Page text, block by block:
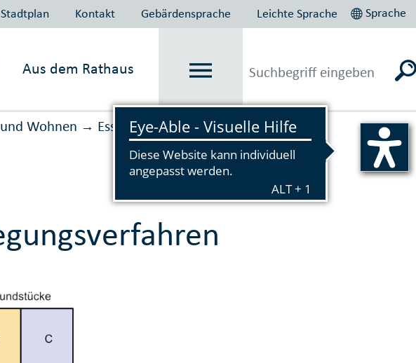
Stadtplan Kontakt Gebärdensprache Leichte Sprache Sprache
Aus dem Rathaus
Wohnen → Essen plant und baut →